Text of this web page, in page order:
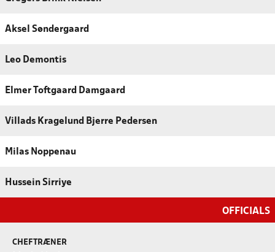
Aksel Søndergaard
Leo Demontis
Elmer Toftgaard Damgaard
Villads Kragelund Bjerre Pedersen
Milas Noppenau
Hussein Sirriye
OFFICIALS
CHEFTRÆNER